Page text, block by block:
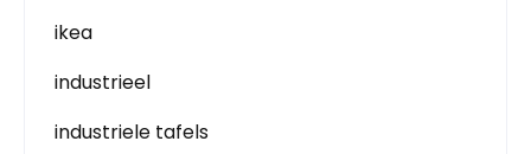
ikea
industrieel
industriele tafels